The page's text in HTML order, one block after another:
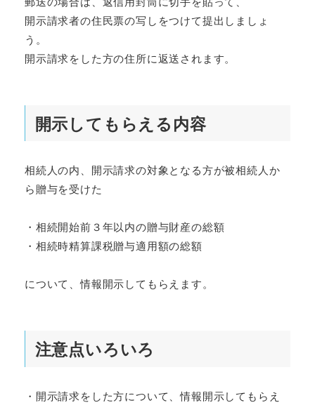
開示請求者の住民票の写しをつけて提出しましょ
う。
開示請求をした方の住所に返送されます。
開示してもらえる内容
相続人の内、開示請求の対象となる方が被相続人か
ら贈与を受けた
・相続開始前３年以内の贈与財産の総額
・相続時精算課税贈与適用額の総額
について、情報開示してもらえます。
注意点いろいろ
・開示請求をした方について、情報開示してもらえ